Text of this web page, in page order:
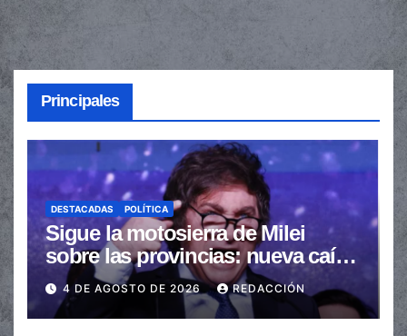
Principales
DESTACADAS POLÍTICA
Sigue la motosierra de Milei
sobre las provincias: nueva caída
de las transferencias no
automáticas
4 DE AGOSTO DE 2026 REDACCIÓN